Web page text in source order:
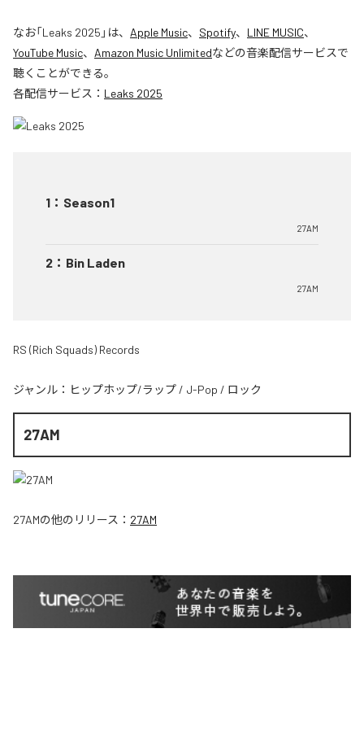
なお「Leaks 2025 」は、 Apple Music、 Spotify、 LINE MUSIC、
YouTube Music、 Amazon Music Unlimitedなどの音楽配信サービスで
聴くことができる。
各配信サービス： Leaks 2025
1 ： Season1
27AM
2 ： Bin Laden
27AM
RS (Rich Squads) Records
ジャンル： ヒップホップ/ラップ / J-Pop / ロック
27AM
27AMの他のリリース： 27AM